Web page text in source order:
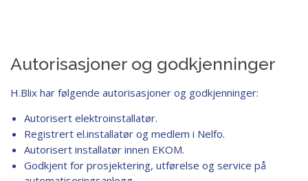
Autorisasjoner og godkjenninger
H.Blix har følgende autorisasjoner og godkjenninger:
Autorisert elektroinstallatør.
Registrert el.installatør og medlem i Nelfo.
Autorisert installatør innen EKOM.
Godkjent for prosjektering, utførelse og service på